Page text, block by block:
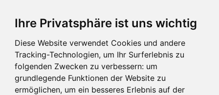
Ihre Privatsphäre ist uns wichtig
Diese Website verwendet Cookies und andere
Tracking-Technologien, um Ihr Surferlebnis zu
folgenden Zwecken zu verbessern: um
grundlegende Funktionen der Website zu
ermöglichen, um ein besseres Erlebnis auf der
Hauptinhalt